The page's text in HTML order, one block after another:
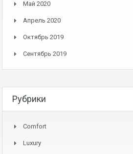
Май 2020
Апрель 2020
Октябрь 2019
Сентябрь 2019
Рубрики
Comfort
Luxury